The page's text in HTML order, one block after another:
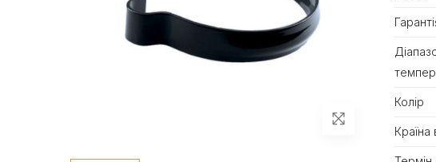
Колір
Країна